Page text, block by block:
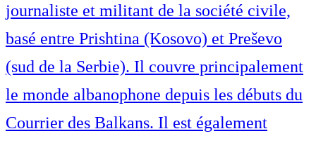
journaliste et militant de la société civile,
basé entre Prishtina (Kosovo) et Preševo
(sud de la Serbie). Il couvre principalement
le monde albanophone depuis les débuts du
Courrier des Balkans. Il est également